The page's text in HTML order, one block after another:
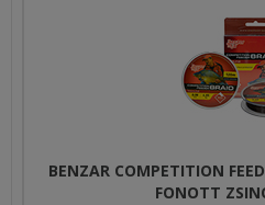
BENZAR COMPETITION
FONOTT